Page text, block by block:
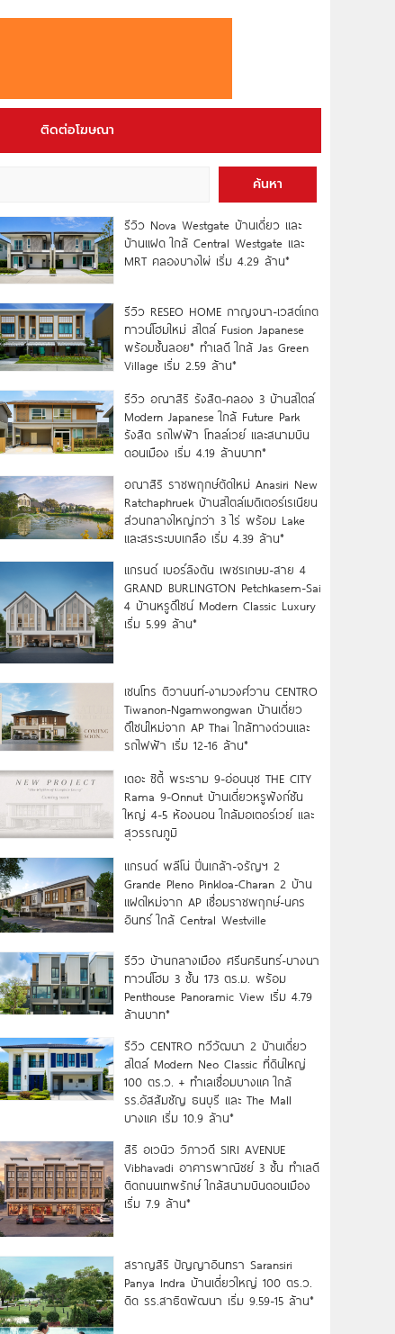
ติดต่อโฆษณา
ค้นหา
รีวิว Nova Westgate บ้านเดี่ยว และ
บ้านแฝด ใกล้ Central Westgate และ
MRT คลองบางไผ่ เริ่ม 4.29 ล้าน*
รีวิว RESEO HOME กาญจนา-เวสต์เกต
ทาวน์โฮมใหม่ สไตล์ Fusion Japanese
พร้อมชั้นลอย* ทำเลดี ใกล้ Jas Green
Village เริ่ม 2.59 ล้าน*
รีวิว อณาสิริ รังสิต-คลอง 3 บ้านสไตล์
Modern Japanese ใกล้ Future Park
รังสิต รถไฟฟ้า โทลล์เวย์ และสนามบิน
ดอนเมือง เริ่ม 4.19 ล้านบาท*
อณาสิริ ราชพฤกษ์ตัดใหม่ Anasiri New
Ratchaphruek บ้านสไตล์เมดิเตอร์เรเนียน
ส่วนกลางใหญ่กว่า 3 ไร่ พร้อม Lake
และสระระบบเกลือ เริ่ม 4.39 ล้าน*
แกรนด์ เบอร์ลิงตัน เพชรเกษม-สาย 4
GRAND BURLINGTON Petchkasem-Sai
4 บ้านหรูดีไซน์ Modern Classic Luxury
เริ่ม 5.99 ล้าน*
เซนโทร ติวานนท์-งามวงศ์วาน CENTRO
Tiwanon-Ngamwongwan บ้านเดี่ยว
ดีไซน์ใหม่จาก AP Thai ใกล้ทางด่วนและ
รถไฟฟ้า เริ่ม 12-16 ล้าน*
เดอะ ซิตี้ พระราม 9-อ่อนนุช THE CITY
Rama 9-Onnut บ้านเดี่ยวหรูฟังก์ชัน
ใหญ่ 4-5 ห้องนอน ใกล้มอเตอร์เวย์ และ
สุวรรณภูมิ
แกรนด์ พลีโน่ ปิ่นเกล้า-จรัญฯ 2
Grande Pleno Pinkloa-Charan 2 บ้าน
แฝดใหม่จาก AP เชื่อมราชพฤกษ์-นคร
อินทร์ ใกล้ Central Westville
รีวิว บ้านกลางเมือง ศรีนครินทร์-บางนา
ทาวน์โฮม 3 ชั้น 173 ตร.ม. พร้อม
Penthouse Panoramic View เริ่ม 4.79
ล้านบาท*
รีวิว CENTRO ทวีวัฒนา 2 บ้านเดี่ยว
สไตล์ Modern Neo Classic ที่ดินใหญ่
100 ตร.ว. + ทำเลเชื่อมบางแค ใกล้
รร.อัสสัมชัญ ธนบุรี และ The Mall
บางแค เริ่ม 10.9 ล้าน*
สิริ อเวนิว วิภาวดี SIRI AVENUE
Vibhavadi อาคารพาณิชย์ 3 ชั้น ทำเลดี
ติดถนนเทพรักษ์ ใกล้สนามบินดอนเมือง
เริ่ม 7.9 ล้าน*
สราญสิริ ปัญญาอินทรา Saransiri
Panya Indra บ้านเดี่ยวใหญ่ 100 ตร.ว.
ดิด รร.สาธิตพัฒนา เริ่ม 9.59-15 ล้าน*